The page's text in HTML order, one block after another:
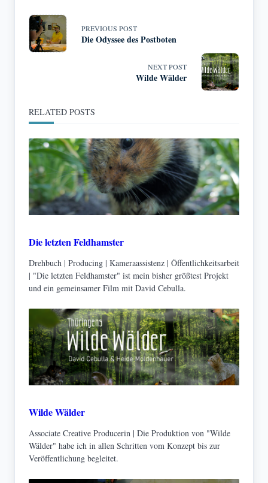
<span
class="nav-
reader-
text">Page</span>
PREVIOUS POST
Die Odyssee des Postboten
NEXT POST
Wilde Wälder
RELATED POSTS
Die letzten Feldhamster
Drehbuch | Producing | Kameraassistenz | Öffentlichkeitsarbeit
| "Die letzten Feldhamster" ist mein bisher größtest Projekt
und ein gemeinsamer Film mit David Cebulla.
Wilde Wälder
Associate Creative Producerin | Die Produktion von "Wilde
Wälder" habe ich in allen Schritten vom Konzept bis zur
Veröffentlichung begleitet.